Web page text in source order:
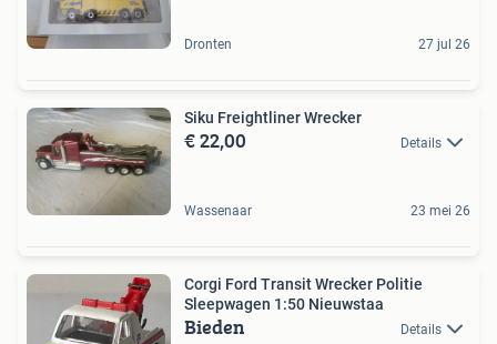
Dronten 27 jul 26
Siku Freightliner Wrecker
€ 22,00 Details
Wassenaar 23 mei 26
Corgi Ford Transit Wrecker Politie
Sleepwagen 1:50 Nieuwstaa
Bieden Details